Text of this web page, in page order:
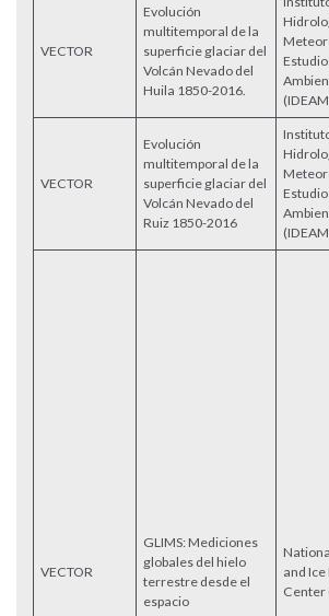
VECTOR
Evolución
multitemporal de la
superficie glaciar del
Volcán Nevado del
Huila 1850-2016.
VECTOR
Evolución
multitemporal de la
superficie glaciar del
Volcán Nevado del
Ruiz 1850-2016
VECTOR
GLIMS: Mediciones
globales del hielo
terrestre desde el
espacio
and Ice
Center